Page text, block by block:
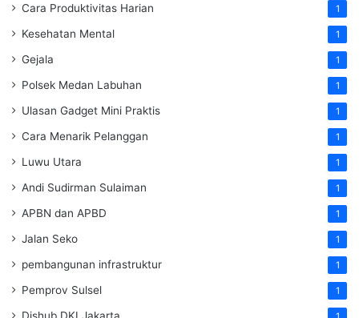
Cara Produktivitas Harian 1
Kesehatan Mental 1
Gejala 1
Polsek Medan Labuhan 1
Ulasan Gadget Mini Praktis 1
Cara Menarik Pelanggan 1
Luwu Utara 1
Andi Sudirman Sulaiman 1
APBN dan APBD 1
Jalan Seko 1
pembangunan infrastruktur 1
Pemprov Sulsel 1